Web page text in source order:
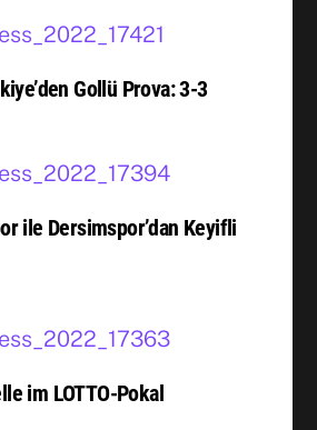
Gollü Prova: 3-3
ile Dersimspor’dan Keyifli
im LOTTO-Pokal